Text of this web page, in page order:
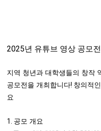
2025년 유튜브 영상 공모
지역 청년과 대학생들의 창작
공모전을 개최합니다! 창의적
요
1. 공모 개요